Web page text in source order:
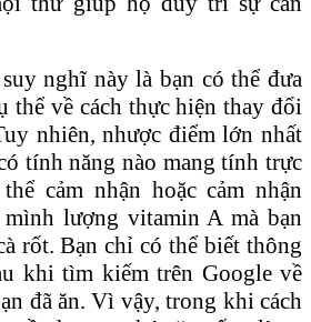
nghĩ này là bạn có thể đưa
thể về cách thực hiện thay đổi
nhiên, nhược điểm lớn nhất
tính năng nào mang tính trực
cảm nhận hoặc cảm nhận
lượng vitamin A mà bạn
rốt. Bạn chỉ có thể biết thông
khi tìm kiếm trên Google về
đã ăn. Vì vậy, trong khi cách